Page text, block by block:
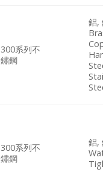
300系列不
鏽鋼
鋁,
Hard
Steel
300系列不
鏽鋼
鋁,